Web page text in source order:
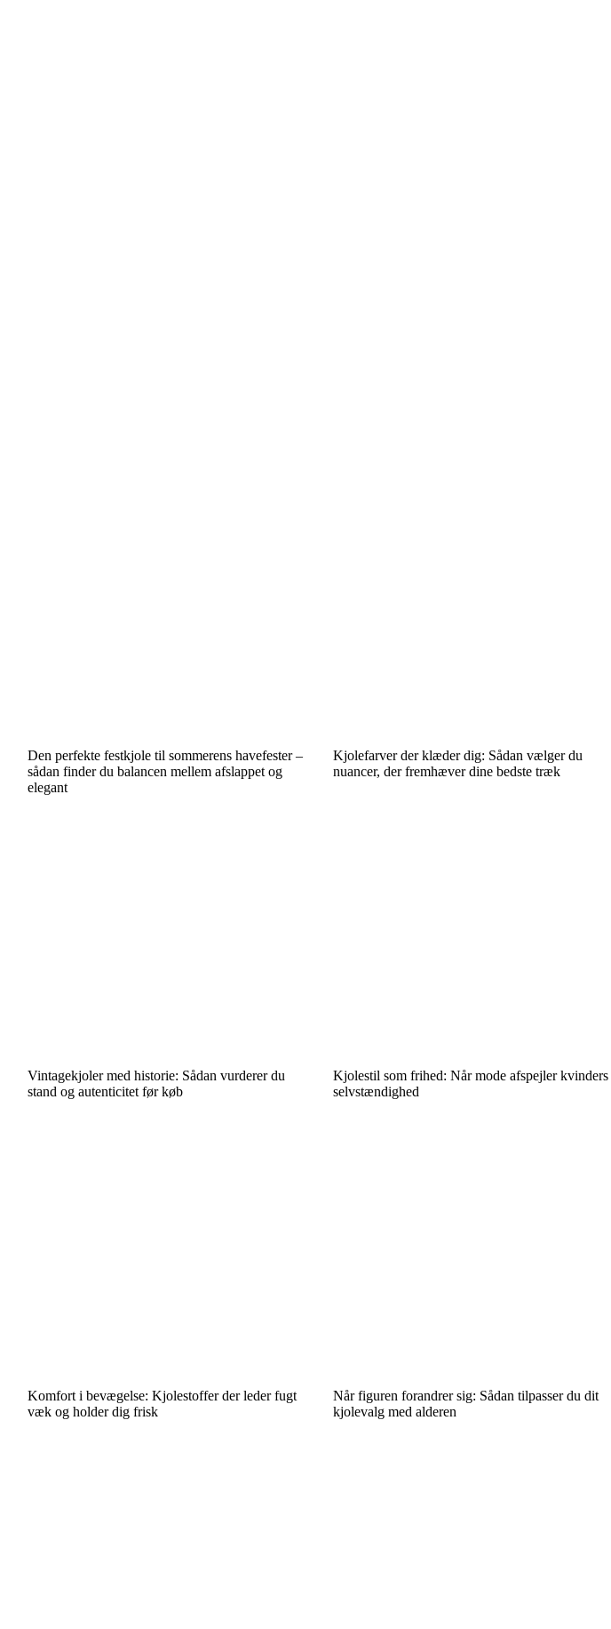
Den perfekte festkjole til sommerens havefester –
sådan finder du balancen mellem afslappet og
elegant
Kjolefarver der klæder dig: Sådan vælger du
nuancer, der fremhæver dine bedste træk
Vintagekjoler med historie: Sådan vurderer du
stand og autenticitet før køb
Kjolestil som frihed: Når mode afspejler kvinders
selvstændighed
Komfort i bevægelse: Kjolestoffer der leder fugt
væk og holder dig frisk
Når figuren forandrer sig: Sådan tilpasser du dit
kjolevalg med alderen